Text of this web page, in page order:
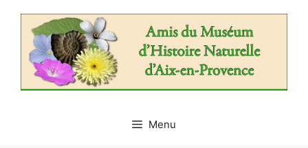
contenu
Menu